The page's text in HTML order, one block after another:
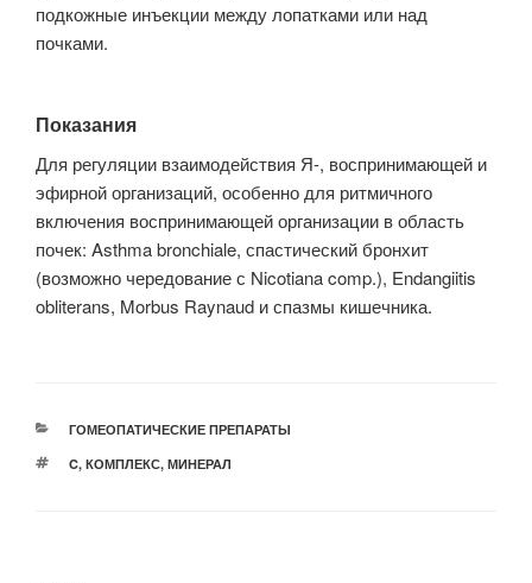
подкожные инъекции между лопатками или над
почками.
Показания
Для регуляции взаимодействия Я-, воспринимающей и
эфирной организаций, особенно для ритмичного
включения воспринимающей организации в область
почек: Asthma bronchiale, спастический бронхит
(возможно чередование с Nicotiana comp.), Endangiitis
obliterans, Morbus Raynaud и спазмы кишечника.
РУБРИКИ
ГОМЕОПАТИЧЕСКИЕ ПРЕПАРАТЫ
МЕТКИ
C, КОМПЛЕКС, МИНЕРАЛ